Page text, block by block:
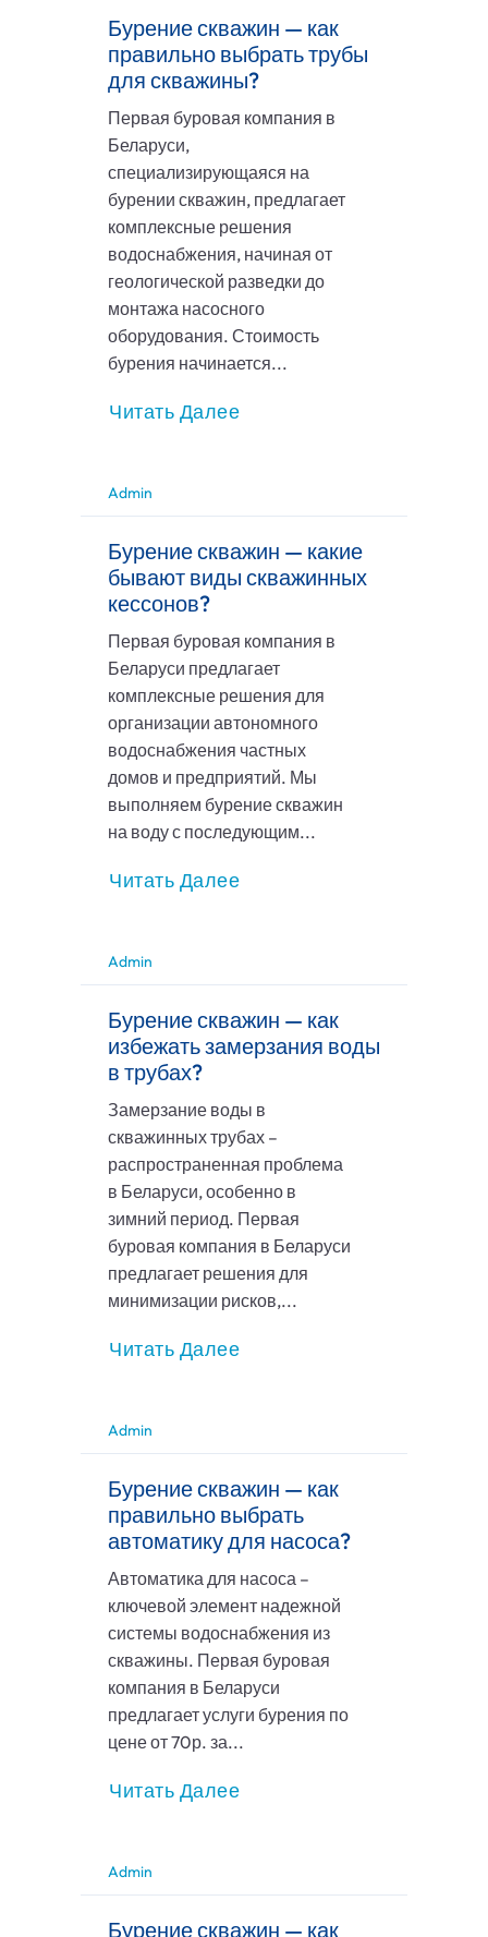
Бурение скважин — как
правильно выбрать трубы
для скважины?
Первая буровая компания в
Беларуси,
специализирующаяся на
бурении скважин, предлагает
комплексные решения
водоснабжения, начиная от
геологической разведки до
монтажа насосного
оборудования. Стоимость
бурения начинается...
Читать Далее
Admin
Бурение скважин — какие
бывают виды скважинных
кессонов?
Первая буровая компания в
Беларуси предлагает
комплексные решения для
организации автономного
водоснабжения частных
домов и предприятий. Мы
выполняем бурение скважин
на воду с последующим...
Читать Далее
Admin
Бурение скважин — как
избежать замерзания воды
в трубах?
Замерзание воды в
скважинных трубах –
распространенная проблема
в Беларуси, особенно в
зимний период. Первая
буровая компания в Беларуси
предлагает решения для
минимизации рисков,...
Читать Далее
Admin
Бурение скважин — как
правильно выбрать
автоматику для насоса?
Автоматика для насоса –
ключевой элемент надежной
системы водоснабжения из
скважины. Первая буровая
компания в Беларуси
предлагает услуги бурения по
цене от 70р. за...
Читать Далее
Admin
Бурение скважин — как